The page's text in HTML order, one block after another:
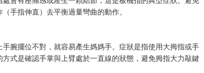
手指伸直）去平衡過量彎曲的動作。
腕擺位不對，就容易產生媽媽手。症狀是指使用大拇指或手
式是確認手掌與上臂處於一直線的狀態，避免拇指大力敲鍵